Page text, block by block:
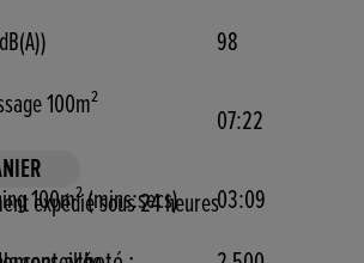
98
100m²
07:22
100m² (mins:secs)
03:09
expédié sous 24 heures